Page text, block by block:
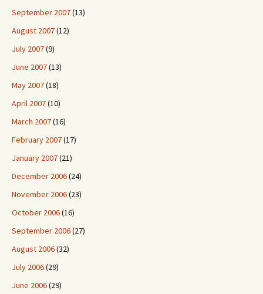
September 2007(13)
August 2007(12)
July 2007(9)
June 2007(13)
May 2007(18)
April 2007(10)
March 2007(16)
February 2007(17)
January 2007(21)
December 2006(24)
November 2006(23)
October 2006(16)
September 2006(27)
August 2006(32)
July 2006(29)
June 2006(29)